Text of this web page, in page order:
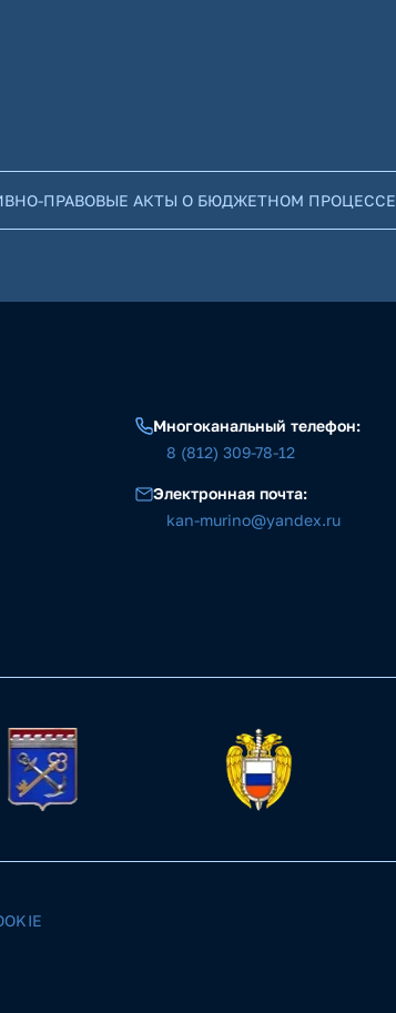
ПРАВОВЫЕ АКТЫ О БЮДЖЕТНОМ ПРОЦЕССЕ
Многоканальный телефон:
8 (812) 309-78-12
Электронная почта:
kan-murino@yandex.ru